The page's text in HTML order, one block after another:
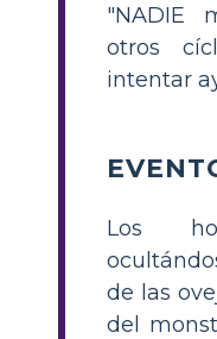
"NADIE
otros
intentar
Los
de las
del